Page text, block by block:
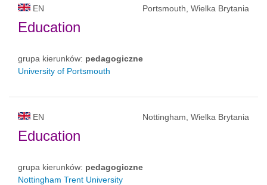
EN Portsmouth, Wielka Brytania
Education
grupa kierunków: pedagogiczne
University of Portsmouth
EN Nottingham, Wielka Brytania
Education
grupa kierunków: pedagogiczne
Nottingham Trent University